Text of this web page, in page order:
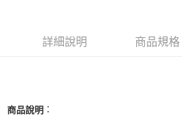
台新國際商業銀行
中
全盈+PAY
AFTEE先享後付是「在收到商品之後才付款
ATM付款
詳細說明 商品規格
商品說明 ：